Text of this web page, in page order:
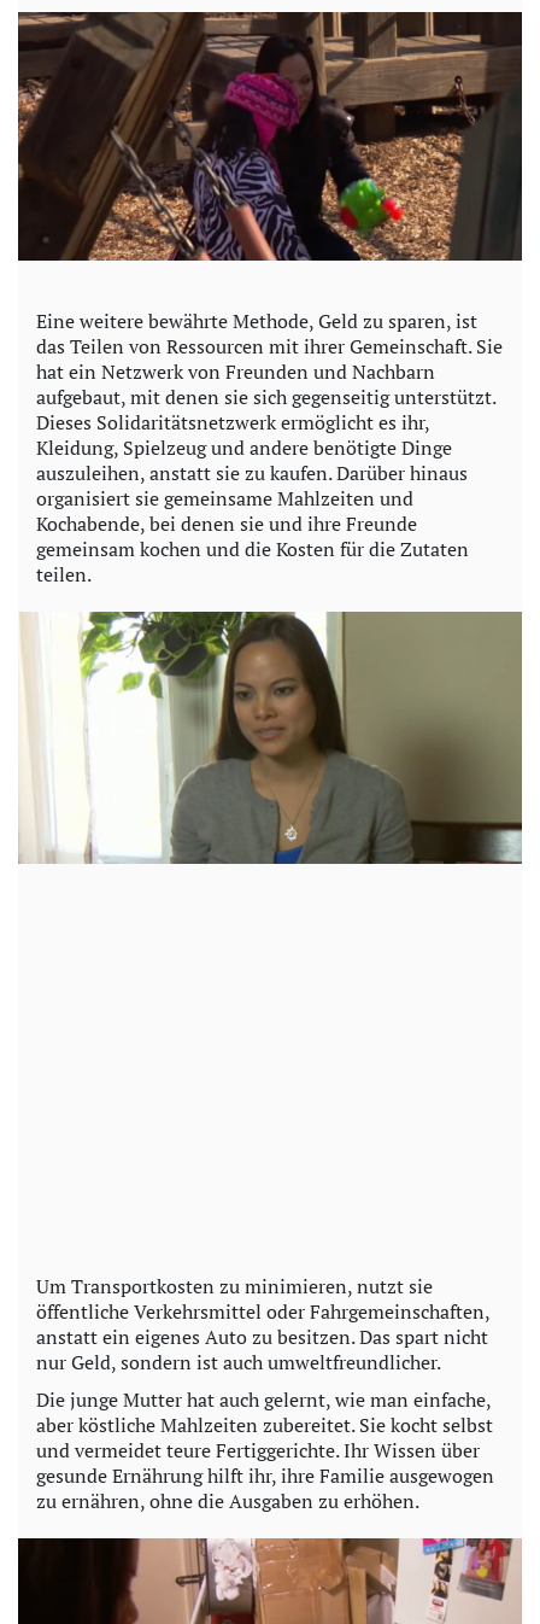
Eine weitere bewährte Methode, Geld zu sparen, ist
das Teilen von Ressourcen mit ihrer Gemeinschaft. Sie
hat ein Netzwerk von Freunden und Nachbarn
aufgebaut, mit denen sie sich gegenseitig unterstützt.
Dieses Solidaritätsnetzwerk ermöglicht es ihr,
Kleidung, Spielzeug und andere benötigte Dinge
auszuleihen, anstatt sie zu kaufen. Darüber hinaus
organisiert sie gemeinsame Mahlzeiten und
Kochabende, bei denen sie und ihre Freunde
gemeinsam kochen und die Kosten für die Zutaten
teilen.
Um Transportkosten zu minimieren, nutzt sie
öffentliche Verkehrsmittel oder Fahrgemeinschaften,
anstatt ein eigenes Auto zu besitzen. Das spart nicht
nur Geld, sondern ist auch umweltfreundlicher.
Die junge Mutter hat auch gelernt, wie man einfache,
aber köstliche Mahlzeiten zubereitet. Sie kocht selbst
und vermeidet teure Fertiggerichte. Ihr Wissen über
gesunde Ernährung hilft ihr, ihre Familie ausgewogen
zu ernähren, ohne die Ausgaben zu erhöhen.